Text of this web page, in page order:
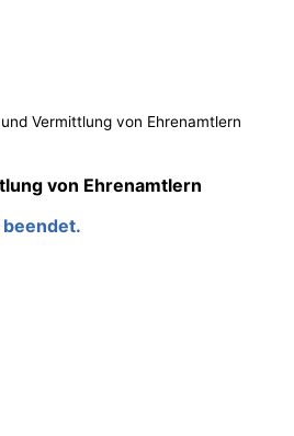
Ver­mitt­lung von Ehrenamtlern
von Ehrenamtlern